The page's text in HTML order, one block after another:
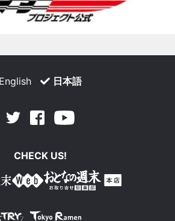
English 日本語
Twitter Facebook
CHECK US!